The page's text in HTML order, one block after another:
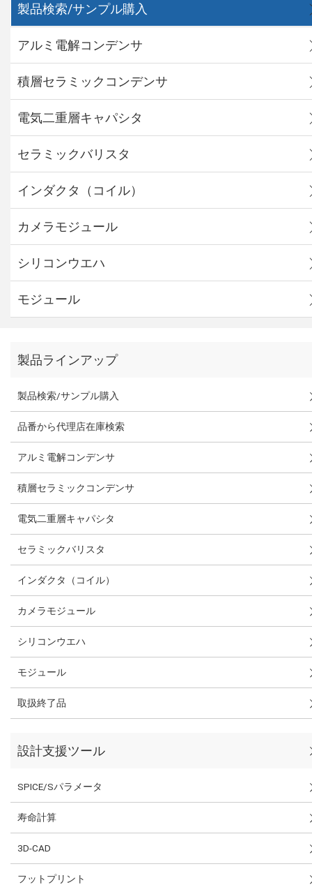
製品検索/サンプル購入
アルミ電解コンデンサ
積層セラミックコンデンサ
電気二重層キャパシタ
セラミックバリスタ
インダクタ（コイル）
カメラモジュール
シリコンウエハ
モジュール
製品ラインアップ
製品検索/サンプル購入
品番から代理店在庫検索
アルミ電解コンデンサ
積層セラミックコンデンサ
電気二重層キャパシタ
セラミックバリスタ
インダクタ（コイル）
カメラモジュール
シリコンウエハ
モジュール
取扱終了品
設計支援ツール
SPICE/Sパラメータ
寿命計算
3D-CAD
フットプリント